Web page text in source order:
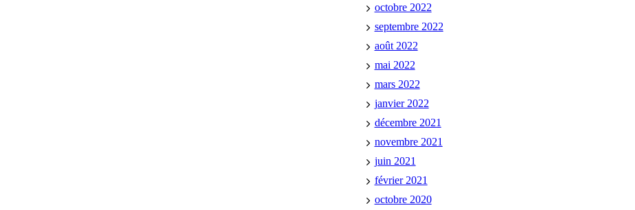
octobre 2022
septembre 2022
août 2022
mai 2022
mars 2022
janvier 2022
décembre 2021
novembre 2021
juin 2021
février 2021
octobre 2020